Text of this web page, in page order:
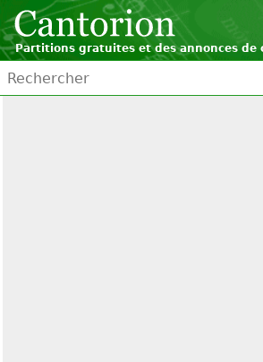
Partitions gratuites et des annonces de